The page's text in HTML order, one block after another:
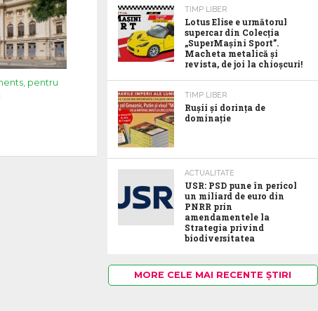
pentru
TIMP LIBER
Lotus Elise e următorul
supercar din Colecția
„SuperMașini Sport”.
Macheta metalică și
revista, de joi la chioșcuri!
TIMP LIBER
Rușii și dorința de
dominație
ACTUALITATE
USR: PSD pune în pericol
un miliard de euro din
PNRR prin
amendamentele la
Strategia privind
biodiversitatea
MORE CELE MAI RECENTE ȘTIRI